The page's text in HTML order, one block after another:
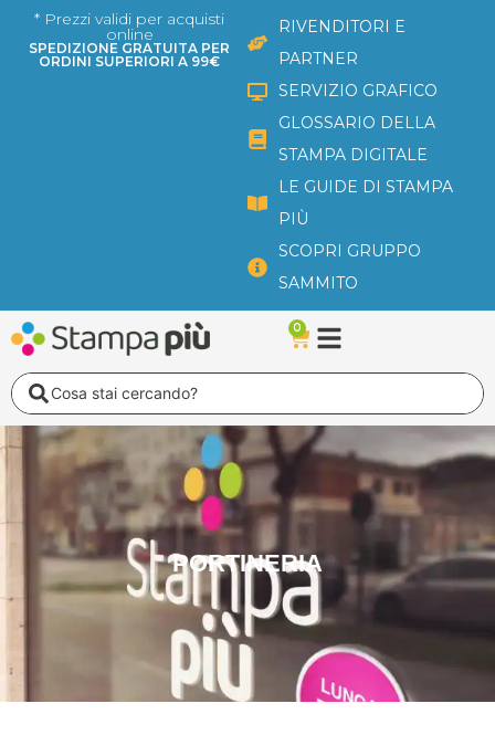
* Prezzi validi per acquisti
online
SPEDIZIONE GRATUITA PER
ORDINI SUPERIORI A 99€
RIVENDITORI E
PARTNER
SERVIZIO GRAFICO
GLOSSARIO DELLA
STAMPA DIGITALE
LE GUIDE DI STAMPA
PIÙ
SCOPRI GRUPPO
SAMMITO
0
Carrello
Search
...
PORTINERIA